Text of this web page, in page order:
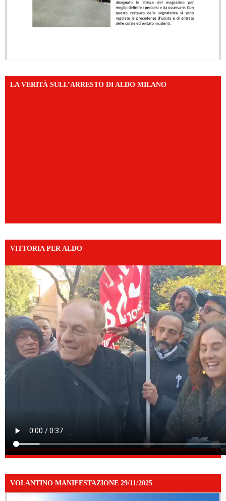
LA VERITÀ SULL’ARRESTO DI ALDO MILANO
VITTORIA PER ALDO
VOLANTINO MANIFESTAZIONE 29/11/2025